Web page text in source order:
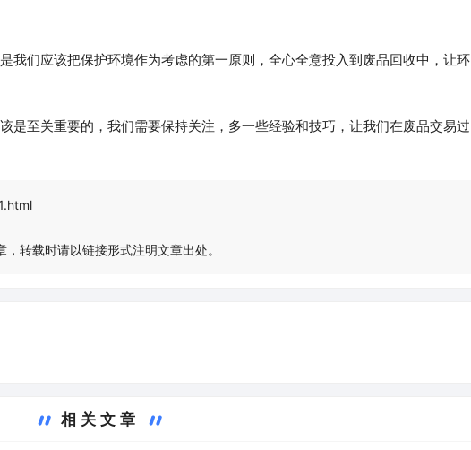
我们应该把保护环境作为考虑的第一原则，全心全意投入到废品回收中，让环
是至关重要的，我们需要保持关注，多一些经验和技巧，让我们在废品交易过
转载时请以链接形式注明文章出处。
相关文章